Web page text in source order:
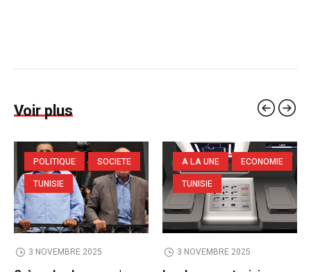
Voir plus
POLITIQUE
SOCIETE
TUNISIE
3 NOVEMBRE 2025
A LA UNE
ECONOMIE
TUNISIE
3 NOVEMBRE 2025